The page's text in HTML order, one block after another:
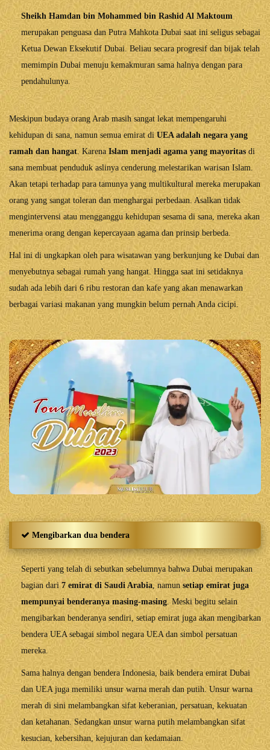
Sheikh Hamdan bin Mohammed bin Rashid Al Maktoum
merupakan penguasa dan Putra Mahkota Dubai saat ini seligus sebagai
Ketua Dewan Eksekutif Dubai. Beliau secara progresif dan bijak telah
memimpin Dubai menuju kemakmuran sama halnya dengan para
pendahulunya.
Meskipun budaya orang Arab masih sangat lekat mempengaruhi
kehidupan di sana, namun semua emirat diUEA adalah negara yang
ramah dan hangat. Karena Islam menjadi agama yang mayoritas di
sana membuat penduduk aslinya cenderung melestarikan warisan Islam.
Akan tetapi terhadap para tamunya yang multikultural mereka merupakan
orang yang sangat toleran dan menghargai perbedaan. Asalkan tidak
mengintervensi atau mengganggu kehidupan sesama di sana, mereka akan
menerima orang dengan kepercayaan agama dan prinsip berbeda.
Hal ini di ungkapkan oleh para wisatawan yang berkunjung ke Dubai dan
menyebutnya sebagai rumah yang hangat. Hingga saat ini setidaknya
sudah ada lebih dari 6 ribu restoran dan kafe yang akan menawarkan
berbagai variasi makanan yang mungkin belum pernah Anda cicipi.
Mengibarkan dua bendera
Seperti yang telah di sebutkan sebelumnya bahwa Dubai merupakan
bagian dari 7 emirat di Saudi Arabia , namun setiap emirat juga
mempunyai benderanya masing-masing . Meski begitu selain
mengibarkan benderanya sendiri, setiap emirat juga akan mengibarkan
bendera UEA sebagai simbol negara UEA dan simbol persatuan
mereka.
Sama halnya dengan bendera Indonesia, baik bendera emirat Dubai
dan UEA juga memiliki unsur warna merah dan putih. Unsur warna
merah di sini melambangkan sifat keberanian, persatuan, kekuatan
dan ketahanan. Sedangkan unsur warna putih melambangkan sifat
kesucian, kebersihan, kejujuran dan kedamaian.